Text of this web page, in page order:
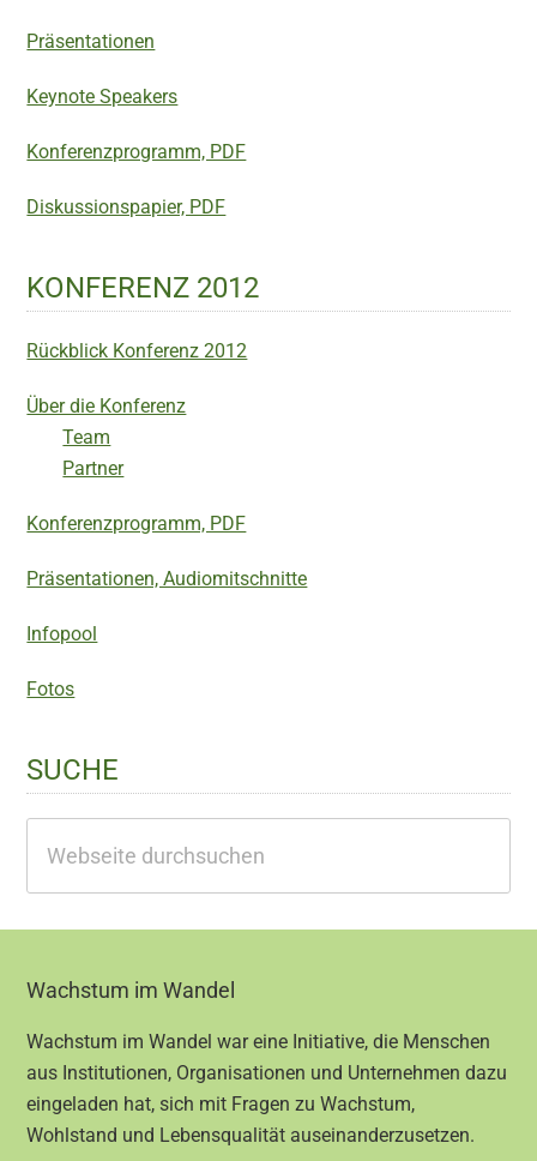
Präsentationen
Keynote Speakers
Konferenzprogramm, PDF
Diskussionspapier, PDF
KONFERENZ 2012
Rückblick Konferenz 2012
Über die Konferenz
Team
Partner
Konferenzprogramm, PDF
Präsentationen, Audiomitschnitte
Infopool
Fotos
SUCHE
durchsuchen
Footer
Wachstum im Wandel
Wachstum im Wandel war eine Initiative, die Menschen
aus Institutionen, Organisationen und Unternehmen dazu
eingeladen hat, sich mit Fragen zu Wachstum,
Wohlstand und Lebensqualität auseinanderzusetzen.